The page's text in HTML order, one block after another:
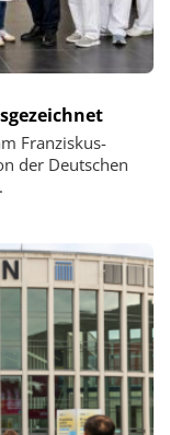
Franziskus-
der Deutschen